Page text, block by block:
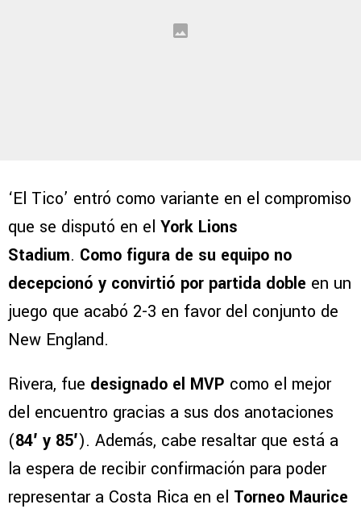
‘El Tico’ entró como variante en el compromiso
que se disputó en el York Lions
Stadium. Como figura de su equipo no
decepcionó y convirtió por partida doble en un
juego que acabó 2-3 en favor del conjunto de
New England.
Rivera, fue designado el MVP como el mejor
del encuentro gracias a sus dos anotaciones
(84′ y 85′). Además, cabe resaltar que está a
la espera de recibir confirmación para poder
representar a Costa Rica en el Torneo Maurice